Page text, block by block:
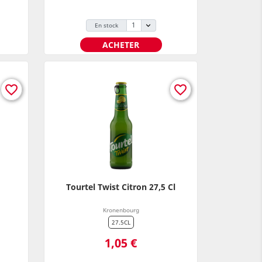
En stock
ACHETER
favorite_border
Tourtel Twist Citron 27,5 Cl
Kronenbourg
27.5CL
Prix
1,05 €
favorite_border